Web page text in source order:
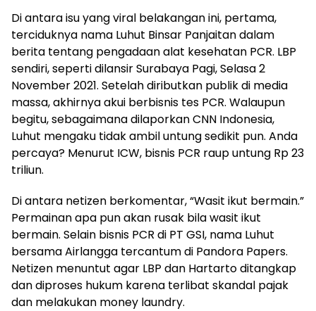
Di antara isu yang viral belakangan ini, pertama,
terciduknya nama Luhut Binsar Panjaitan dalam
berita tentang pengadaan alat kesehatan PCR. LBP
sendiri, seperti dilansir Surabaya Pagi, Selasa 2
November 2021. Setelah diributkan publik di media
massa, akhirnya akui berbisnis tes PCR. Walaupun
begitu, sebagaimana dilaporkan CNN Indonesia,
Luhut mengaku tidak ambil untung sedikit pun. Anda
percaya? Menurut ICW, bisnis PCR raup untung Rp 23
triliun.
Di antara netizen berkomentar, “Wasit ikut bermain.”
Permainan apa pun akan rusak bila wasit ikut
bermain. Selain bisnis PCR di PT GSI, nama Luhut
bersama Airlangga tercantum di Pandora Papers.
Netizen menuntut agar LBP dan Hartarto ditangkap
dan diproses hukum karena terlibat skandal pajak
dan melakukan money laundry.